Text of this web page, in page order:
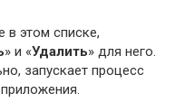
в этом списке,
» и «Удалить» для него.
запускает процесс